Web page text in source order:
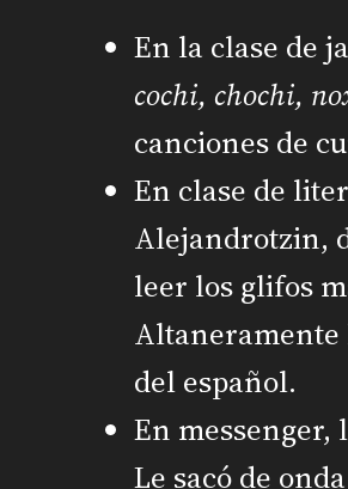
En la clase de
cochi, chochi,
canciones de
En clase de
Alejandrotzin,
leer los glifos
Altaneramente
del español.
En messenger,
Le sacó de